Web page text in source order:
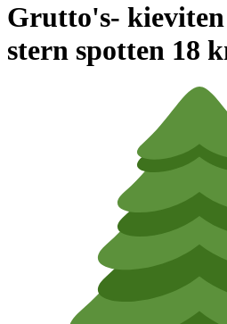
Grutto's-
stern spotten 18